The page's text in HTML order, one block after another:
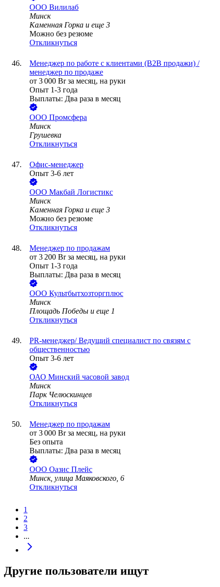
ООО Вилилаб
Минск
Каменная Горка и еще 3
Можно без резюме
Откликнуться
Менеджер по работе с клиентами (B2B продажи) /
менеджер по продаже
от 3 000 Br за месяц, на руки
Опыт 1-3 года
Выплаты: Два раза в месяц
ООО Промсфера
Минск
Грушевка
Откликнуться
Офис-менеджер
Опыт 3-6 лет
ООО Макбай Логистикс
Минск
Каменная Горка и еще 3
Можно без резюме
Откликнуться
Менеджер по продажам
от 3 200 Br за месяц, на руки
Опыт 1-3 года
Выплаты: Два раза в месяц
ООО Культбытхозторгплюс
Минск
Площадь Победы и еще 1
Откликнуться
PR-менеджер/ Ведущий специалист по связям с
общественностью
Опыт 3-6 лет
ОАО Минский часовой завод
Минск
Парк Челюскинцев
Откликнуться
Менеджер по продажам
от 3 000 Br за месяц, на руки
Без опыта
Выплаты: Два раза в месяц
ООО Оазис Плейс
Минск, улица Маяковского, 6
Откликнуться
1
2
3
...
Другие пользователи ищут